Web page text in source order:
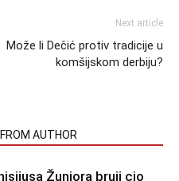
Next article
Može li Dečić protiv tradicije u
komšijskom derbiju?
AUTHOR
Žuniora bruji cio